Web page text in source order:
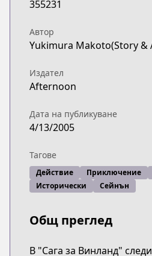
355231
Автор
Yukimura Makoto(Story &
Издател
Afternoon
Дата на публикуване
4/13/2005
Тагове
Действие Приключение
Исторически
Сейнън
Общ преглед
В "Сага за Винланд"